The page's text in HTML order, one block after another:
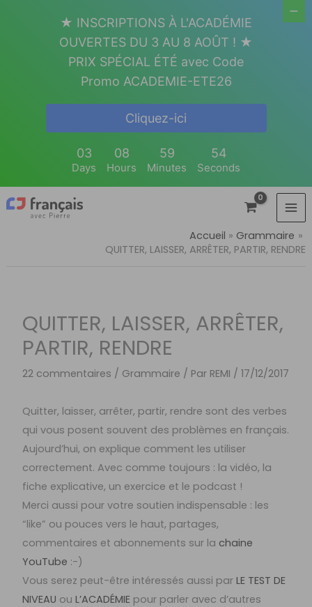
Accueil
Grammaire
QUITTER, LAISSER, ARRÊTER, PARTIR, RENDRE
QUITTER, LAISSER, ARRÊTER,
PARTIR, RENDRE
22 commentaires / Grammaire / Par REMI /17/12/2017
Quitter, laisser, arrêter, partir, rendre sont des verbes
qui vous posent souvent des problèmes en français.
Aujourd’hui, on explique comment les utiliser
correctement. Avec comme toujours : la vidéo, la
fiche explicative, un exercice et le podcast !
Merci aussi pour votre soutien indispensable : les
“like” ou pouces vers le haut, partages,
commentaires et abonnements sur la chaine
YouTube :-)
Vous serez peut-être intéressés aussi parLE TEST DE
NIVEAU ouL’ACADÉMIE pour parler avec d’autres
★ INSCRIPTIONS À L'ACADÉMIE
OUVERTES DU 3 AU 8 AOÛT ! ★
PRIX SPÉCIAL ÉTÉ avec Code
Promo ACADEMIE-ETE26
Cliquez-ici
03
Days
08
Hours
59
Minutes
52
Seconds